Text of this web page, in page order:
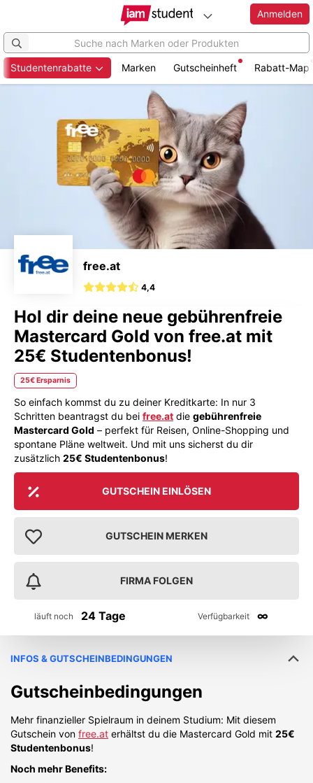
Anmelden
Studentenrabatte Marken Gutscheinheft Rabatt-Map
free.at
4,4
Hol dir deine neue gebührenfreie
Mastercard Gold von free.at mit
25€ Studentenbonus!
25€ Ersparnis
So einfach kommst du zu deiner Kreditkarte: In nur 3
Schritten beantragst du bei free.at die gebührenfreie
Mastercard Gold – perfekt für Reisen, Online-Shopping und
spontane Pläne weltweit. Und mit uns sicherst du dir
zusätzlich 25€ Studentenbonus!
GUTSCHEIN EINLÖSEN
GUTSCHEIN MERKEN
FIRMA FOLGEN
läuft noch 24 Tage Verfügbarkeit ∞
INFOS & GUTSCHEINBEDINGUNGEN
Gutscheinbedingungen
Mehr finanzieller Spielraum in deinem Studium: Mit diesem
Gutschein von free.at erhältst du die Mastercard Gold mit 25€
Studentenbonus!
Noch mehr Benefits: